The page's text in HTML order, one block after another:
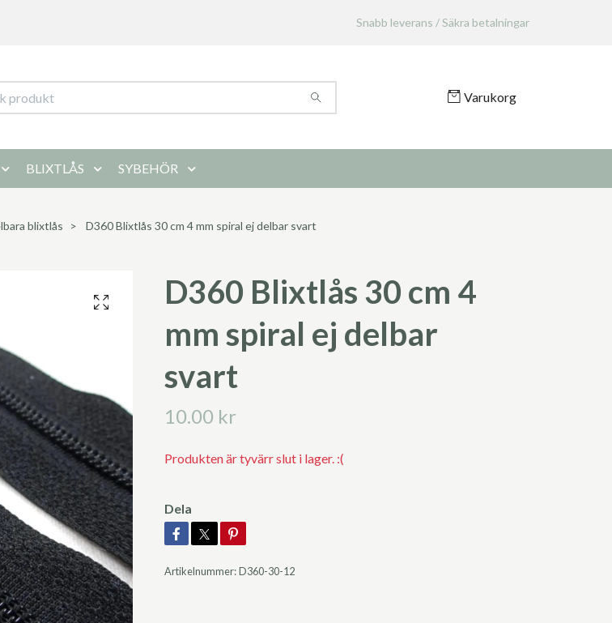
Snabb leverans / Säkra betalningar
Varukorg
BLIXTLÅS SYBEHÖR
blixtlås D360 Blixtlås 30 cm 4 mm spiral ej delbar svart
D360 Blixtlås 30 cm 4
mm spiral ej delbar
svart
10.00 kr
Produkten är tyvärr slut i lager. :(
Dela
Artikelnummer:D360-30-12